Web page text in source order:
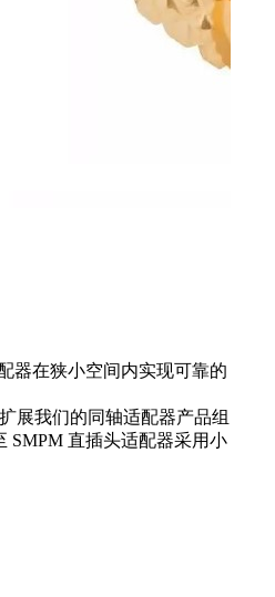
器在狭小空间内实现可靠的
展我们的同轴适配器产品组
SMPM 直插头适配器采用小